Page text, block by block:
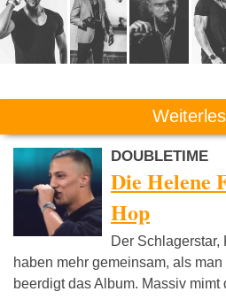
DOUBLETIME
Die Helene
Hop
Der
haben mehr gemeinsam, als
beerdigt das Album. Massiv mimt